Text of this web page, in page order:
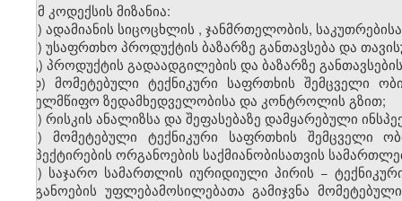
ამ კოდექსის მიზანია:
ა) ადამიანის სიცოცხლის , ჯანმრთელობის,
ბ) უსაფრთხო პროდუქტის ბაზარზე განთავსება და
გ) პროდუქტის გადაადგილების და ბაზარზე
დ) მომეტებული ტექნიკური საფრთხის შემცველი
სახელმწიფო ზედამხედველობისა და კონტროლის გზით;
ე) რისკის ანალიზსა და შეფასებაზე დამყარებული
ვ)
მომეტებული ტექნიკური საფრთხის შემცველი
ინსპექტირების ორგანოების საქმიანობისათვის
ზ) საჯარო სამართლის იურიდიული პირის −
ორგანოების უფლებამოსილებათა გამიჯვნა